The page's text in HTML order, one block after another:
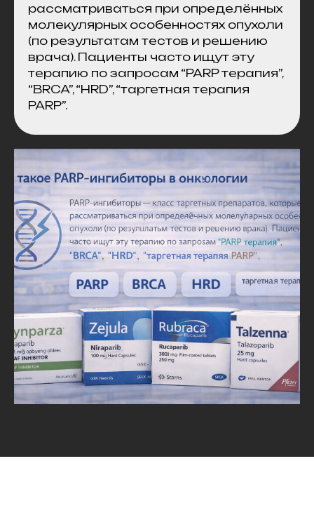
рассматриваться при определённых
молекулярных особенностях опухоли
(по результатам тестов и решению
врача). Пациенты часто ищут эту
терапию по запросам “PARP терапия”,
“BRCA”, “HRD”, “таргетная терапия
PARP”.